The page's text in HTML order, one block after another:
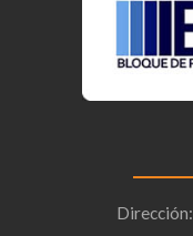
Dirección: